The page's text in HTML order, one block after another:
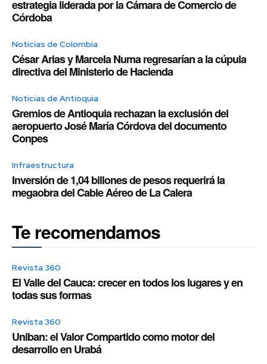
estrategia liderada por la Cámara de Comercio de
Córdoba
Noticias de Colombia
César Arias y Marcela Numa regresarían a la cúpula
directiva del Ministerio de Hacienda
Noticias de Antioquia
Gremios de Antioquia rechazan la exclusión del
aeropuerto José María Córdova del documento
Conpes
Infraestructura
Inversión de 1,04 billones de pesos requerirá la
megaobra del Cable Aéreo de La Calera
Te recomendamos
Revista 360
El Valle del Cauca: crecer en todos los lugares y en
todas sus formas
Revista 360
Uniban: el Valor Compartido como motor del
desarrollo en Urabá